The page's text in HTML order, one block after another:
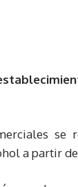
se
a partir